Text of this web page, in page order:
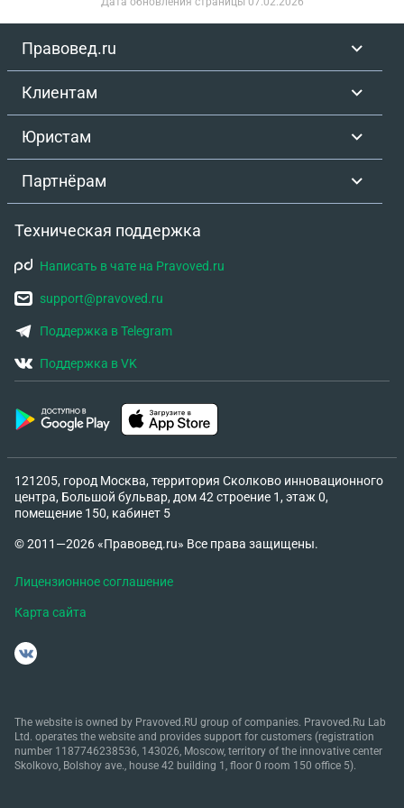
Правовед.ru
Клиентам
Юристам
Партнёрам
Техническая поддержка
Написать в чате на Pravoved.ru
support@pravoved.ru
Поддержка в Telegram
Поддержка в VK
121205, город Москва, территория Сколково инновационного
центра, Большой бульвар, дом 42 строение 1, этаж 0,
помещение 150, кабинет 5
© 2011—2026 «Правовед.ru» Все права защищены.
Лицензионное соглашение
Карта сайта
The website is owned by Pravoved.RU group of companies. Pravoved.Ru Lab
Ltd. operates the website and provides support for customers (registration
number 1187746238536, 143026, Moscow, territory of the innovative center
Skolkovo, Bolshoy ave., house 42 building 1, floor 0 room 150 office 5).